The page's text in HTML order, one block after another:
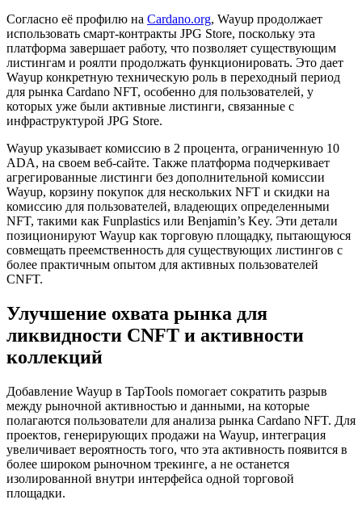
Согласно её профилю на Cardano.org, Wayup продолжает
использовать смарт-контракты JPG Store, поскольку эта
платформа завершает работу, что позволяет существующим
листингам и роялти продолжать функционировать. Это дает
Wayup конкретную техническую роль в переходный период
для рынка Cardano NFT, особенно для пользователей, у
которых уже были активные листинги, связанные с
инфраструктурой JPG Store.
Wayup указывает комиссию в 2 процента, ограниченную 10
ADA, на своем веб-сайте. Также платформа подчеркивает
агрегированные листинги без дополнительной комиссии
Wayup, корзину покупок для нескольких NFT и скидки на
комиссию для пользователей, владеющих определенными
NFT, такими как Funplastics или Benjamin’s Key. Эти детали
позиционируют Wayup как торговую площадку, пытающуюся
совмещать преемственность для существующих листингов с
более практичным опытом для активных пользователей
CNFT.
Улучшение охвата рынка для
ликвидности CNFT и активности
коллекций
Добавление Wayup в TapTools помогает сократить разрыв
между рыночной активностью и данными, на которые
полагаются пользователи для анализа рынка Cardano NFT. Для
проектов, генерирующих продажи на Wayup, интеграция
увеличивает вероятность того, что эта активность появится в
более широком рыночном трекинге, а не останется
изолированной внутри интерфейса одной торговой
площадки.